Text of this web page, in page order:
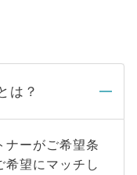
は？
ナーがご希望条
希望にマッチし